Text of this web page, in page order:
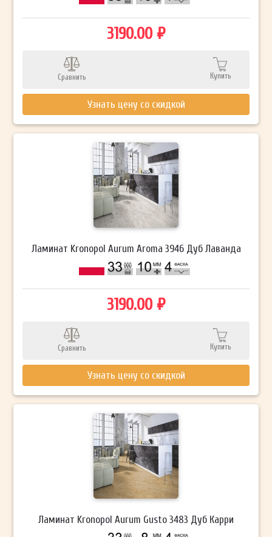
3190.00 ₽
Сравнить Купить
Узнать цену со скидкой
Ламинат Kronopol Aurum Aroma 3946 Дуб Лаванда
3190.00 ₽
Сравнить Купить
Узнать цену со скидкой
Ламинат Kronopol Aurum Gusto 3483 Дуб Карри